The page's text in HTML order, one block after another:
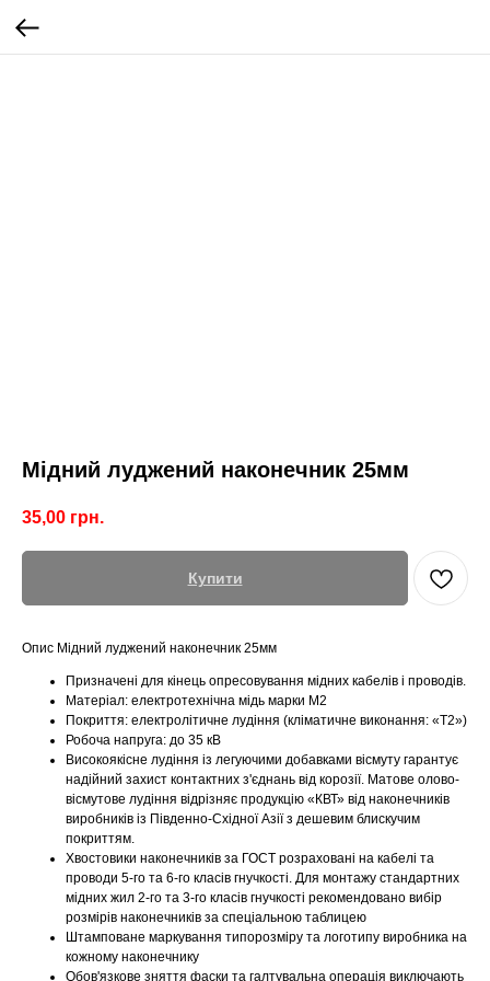
Мідний луджений наконечник 25мм
35,00 грн.
Купити
Опис Мідний луджений наконечник 25мм
Призначені для кінець опресовування мідних кабелів і проводів.
Матеріал: електротехнічна мідь марки М2
Покриття: електролітичне лудіння (кліматичне виконання: «Т2»)
Робоча напруга: до 35 кВ
Високоякісне лудіння із легуючими добавками вісмуту гарантує
надійний захист контактних з'єднань від корозії. Матове олово-
вісмутове лудіння відрізняє продукцію «КВТ» від наконечників
виробників із Південно-Східної Азії з дешевим блискучим
покриттям.
Хвостовики наконечників за ГОСТ розраховані на кабелі та
проводи 5-го та 6-го класів гнучкості. Для монтажу стандартних
мідних жил 2-го та 3-го класів гнучкості рекомендовано вибір
розмірів наконечників за спеціальною таблицею
Штамповане маркування типорозміру та логотипу виробника на
кожному наконечнику
Обов'язкове зняття фаски та галтувальна операція виключають